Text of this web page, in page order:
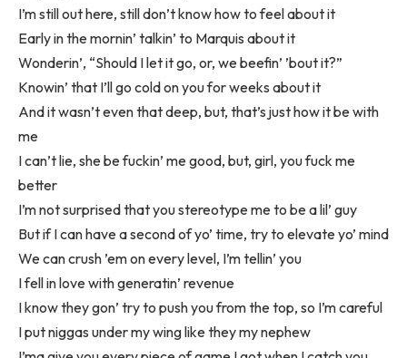
I’m still out here, still don’t know how to feel about it
Early in the mornin’ talkin’ to Marquis about it
Wonderin’, “Should I let it go, or, we beefin’ ’bout it?”
Knowin’ that I’ll go cold on you for weeks about it
And it wasn’t even that deep, but, that’s just how it be with
me
I can’t lie, she be fuckin’ me good, but, girl, you fuck me
better
I’m not surprised that you stereotype me to be a lil’ guy
But if I can have a second of yo’ time, try to elevate yo’ mind
We can crush ’em on every level, I’m tellin’ you
I fell in love with generatin’ revenue
I know they gon’ try to push you from the top, so I’m careful
I put niggas under my wing like they my nephew